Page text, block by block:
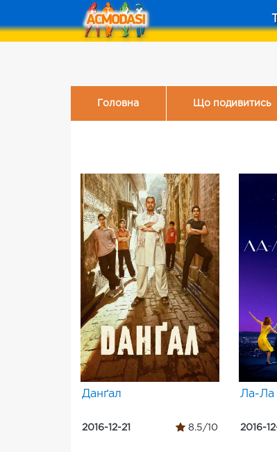
Головна Що подивитись
Данґал
2016-12-21 8.5/10
Ла-Ла
2016-